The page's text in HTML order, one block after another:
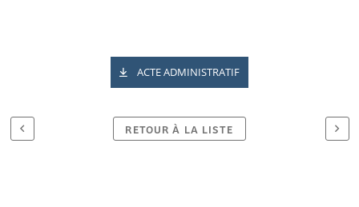
ACTE ADMINISTRATIF
RETOUR À LA LISTE